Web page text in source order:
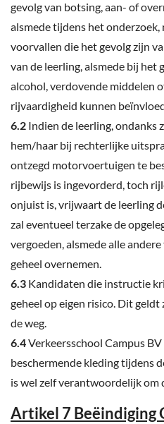
gevolg van botsing, aan- of
alsmede tijdens het
voorvallen die het gevolg zijn
van de leerling, alsmede bij het
alcohol, verdovende middelen
rijvaardigheid kunnen
6.2 Indien de leerling, ondanks
hem/haar bij rechterlijke
ontzegd motorvoertuigen te
rijbewijs is ingevorderd, toch
onjuist is, vrijwaart de leerling
zal eventueel terzake de
vergoeden, alsmede alle
geheel overnemen.
6.3 Kandidaten die instructie
geheel op eigen risico. Dit
de weg.
6.4Verkeersschool Campus
beschermende kleding tijdens
is wel zelf verantwoordelijk om
Artikel 7 Beëindiging